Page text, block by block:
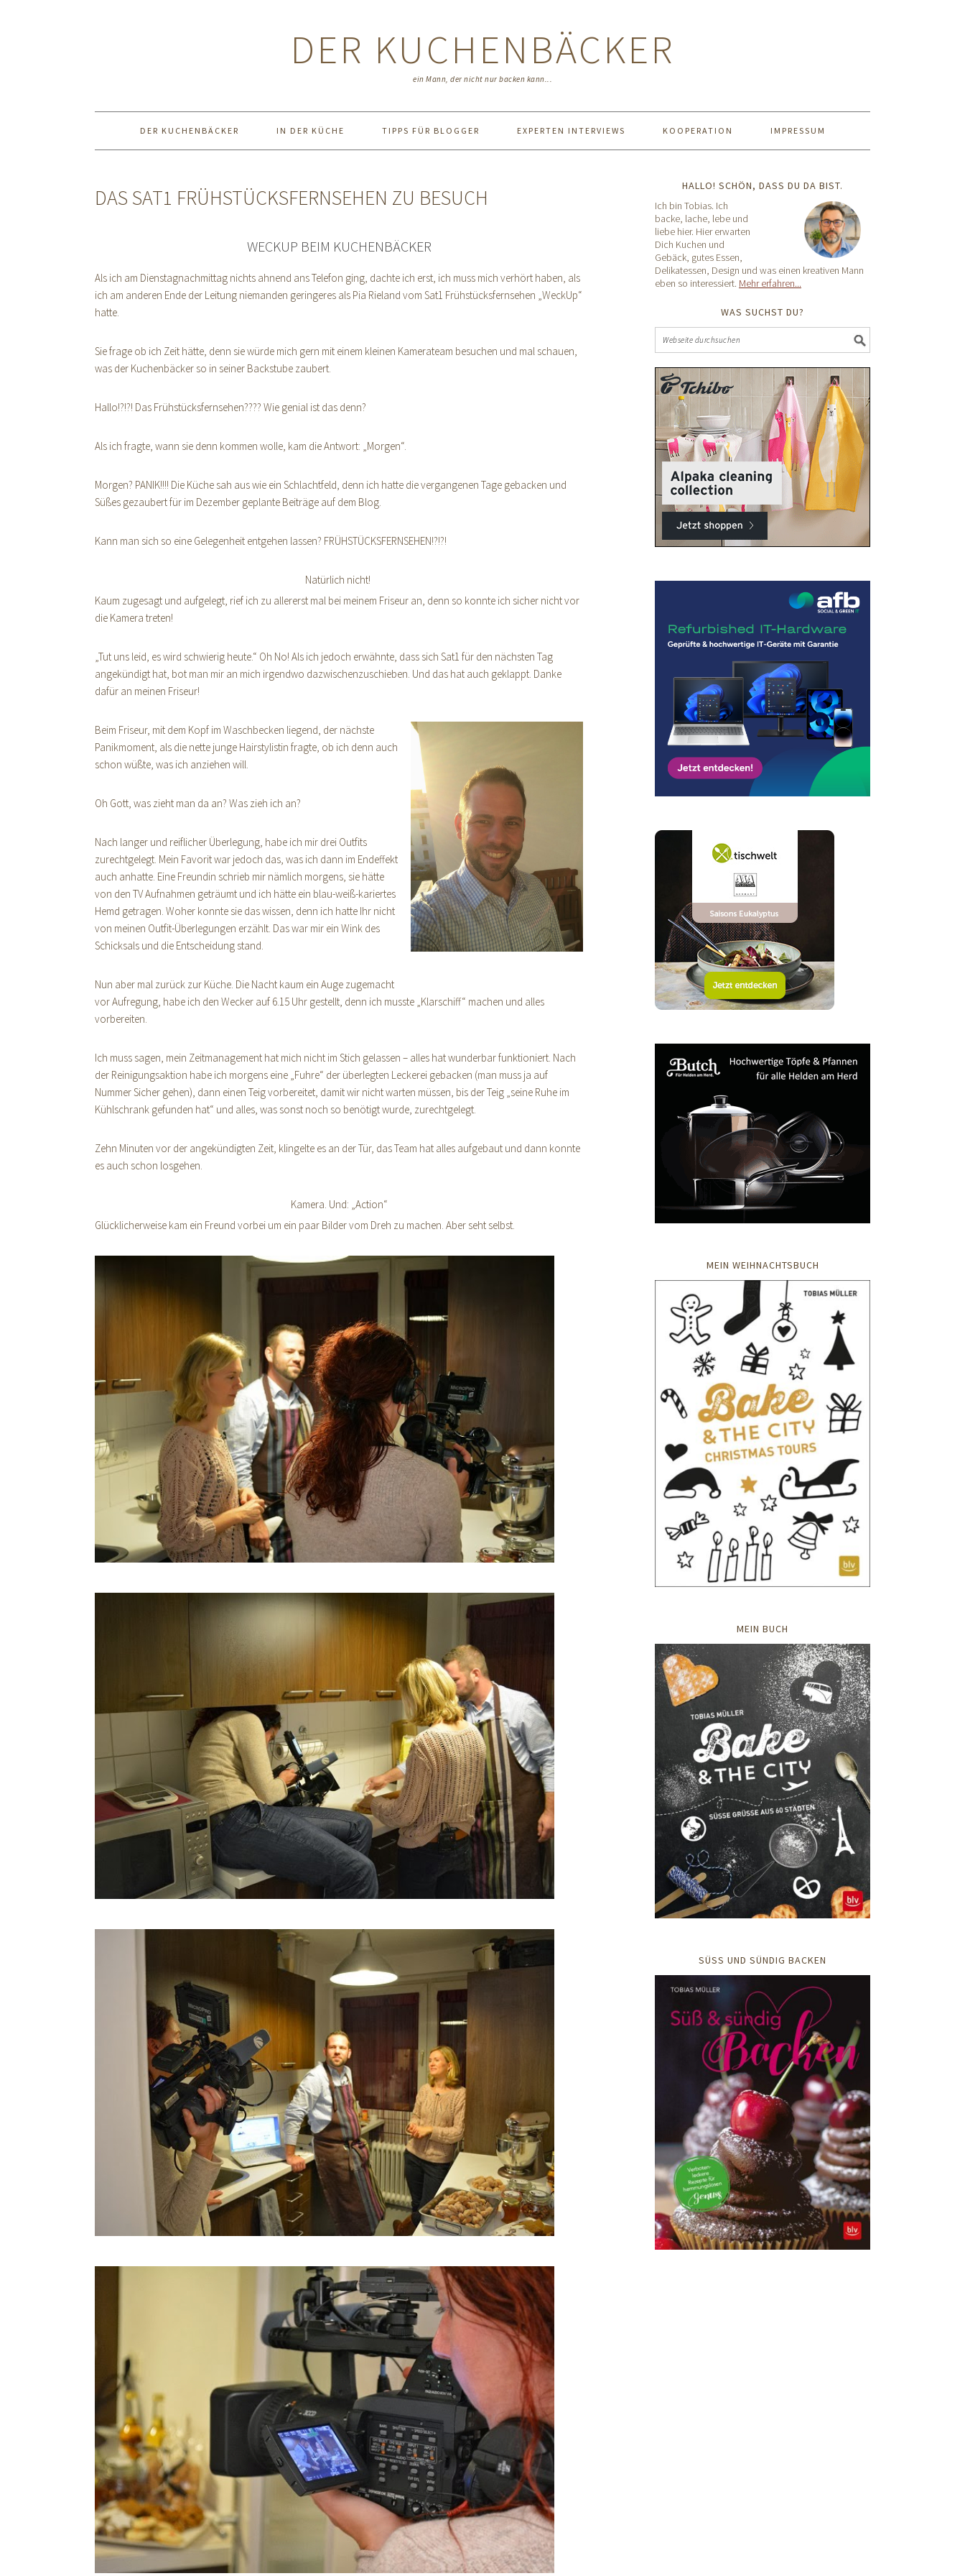
DER KUCHENBÄCKER
ein Mann, der nicht nur backen kann...
DER KUCHENBÄCKER IN DER KÜCHE TIPPS FÜR BLOGGER EXPERTEN INTERVIEWS KOOPERATION IMPRESSUM
DAS SAT1 FRÜHSTÜCKSFERNSEHEN ZU BESUCH
WECKUP BEIM KUCHENBÄCKER
Als ich am Dienstagnachmittag nichts ahnend ans Telefon ging, dachte ich erst, ich muss mich verhört haben, als
ich am anderen Ende der Leitung niemanden geringeres als Pia Rieland vom Sat1 Frühstücksfernsehen „WeckUp“
hatte.
Sie frage ob ich Zeit hätte, denn sie würde mich gern mit einem kleinen Kamerateam besuchen und mal schauen,
was der Kuchenbäcker so in seiner Backstube zaubert.
Hallo!?!?! Das Frühstücksfernsehen???? Wie genial ist das denn?
Als ich fragte, wann sie denn kommen wolle, kam die Antwort: „Morgen“.
Morgen? PANIK!!!! Die Küche sah aus wie ein Schlachtfeld, denn ich hatte die vergangenen Tage gebacken und
Süßes gezaubert für im Dezember geplante Beiträge auf dem Blog.
Kann man sich so eine Gelegenheit entgehen lassen? FRÜHSTÜCKSFERNSEHEN!?!?!
Natürlich nicht!
Kaum zugesagt und aufgelegt, rief ich zu allererst mal bei meinem Friseur an, denn so konnte ich sicher nicht vor
die Kamera treten!
„Tut uns leid, es wird schwierig heute.“ Oh No! Als ich jedoch erwähnte, dass sich Sat1 für den nächsten Tag
angekündigt hat, bot man mir an mich irgendwo dazwischenzuschieben. Und das hat auch geklappt. Danke
dafür an meinen Friseur!
Beim Friseur, mit dem Kopf im Waschbecken liegend, der nächste
Panikmoment, als die nette junge Hairstylistin fragte, ob ich denn auch
schon wüßte, was ich anziehen will.
Oh Gott, was zieht man da an? Was zieh ich an?
Nach langer und reiflicher Überlegung, habe ich mir drei Outfits
zurechtgelegt. Mein Favorit war jedoch das, was ich dann im Endeffekt
auch anhatte. Eine Freundin schrieb mir nämlich morgens, sie hätte
von den TV Aufnahmen geträumt und ich hätte ein blau-weiß-kariertes
Hemd getragen. Woher konnte sie das wissen, denn ich hatte Ihr nicht
von meinen Outfit-Überlegungen erzählt. Das war mir ein Wink des
Schicksals und die Entscheidung stand.
Nun aber mal zurück zur Küche. Die Nacht kaum ein Auge zugemacht
vor Aufregung, habe ich den Wecker auf 6.15 Uhr gestellt, denn ich musste „Klarschiff“ machen und alles
vorbereiten.
Ich muss sagen, mein Zeitmanagement hat mich nicht im Stich gelassen – alles hat wunderbar funktioniert. Nach
der Reinigungsaktion habe ich morgens eine „Fuhre“ der überlegten Leckerei gebacken (man muss ja auf
Nummer Sicher gehen), dann einen Teig vorbereitet, damit wir nicht warten müssen, bis der Teig „seine Ruhe im
Kühlschrank gefunden hat“ und alles, was sonst noch so benötigt wurde, zurechtgelegt.
Zehn Minuten vor der angekündigten Zeit, klingelte es an der Tür, das Team hat alles aufgebaut und dann konnte
es auch schon losgehen.
Kamera. Und: „Action“
Glücklicherweise kam ein Freund vorbei um ein paar Bilder vom Dreh zu machen. Aber seht selbst.
HALLO! SCHÖN, DASS DU DA BIST.
Ich bin Tobias. Ich
backe, lache, lebe und
liebe hier. Hier erwarten
Dich Kuchen und
Gebäck, gutes Essen,
Delikatessen, Design und was einen kreativen Mann
eben so interessiert. Mehr erfahren...
WAS SUCHST DU?
MEIN WEIHNACHTSBUCH
MEIN BUCH
SÜSS UND SÜNDIG BACKEN